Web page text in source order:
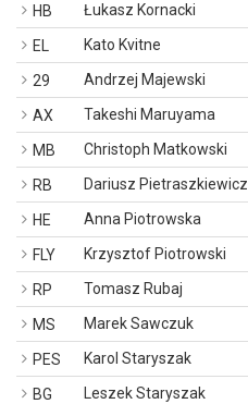
HB Łukasz Kornacki
EL Kato Kvitne
29 Andrzej Majewski
AX Takeshi Maruyama
MB Christoph Matkowski
RB Dariusz Pietraszkiewicz
HE Anna Piotrowska
FLY Krzysztof Piotrowski
RP Tomasz Rubaj
MS Marek Sawczuk
PES Karol Staryszak
BG Leszek Staryszak